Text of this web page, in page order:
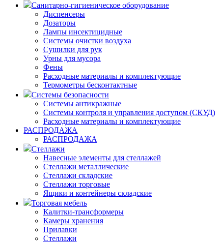
Санитарно-гигиеническое оборудование
Диспенсеры
Дозаторы
Лампы инсектицидные
Системы очистки воздуха
Сушилки для рук
Урны для мусора
Фены
Расходные материалы и комплектующие
Термометры бесконтактные
Системы безопасности
Системы антикражные
Системы контроля и управления доступом (СКУД)
Расходные материалы и комплектующие
РАСПРОДАЖА
РАСПРОДАЖА
Стеллажи
Навесные элементы для стеллажей
Стеллажи металлические
Стеллажи складские
Стеллажи торговые
Ящики и контейнеры складские
Торговая мебель
Калитки-трансформеры
Камеры хранения
Прилавки
Стеллажи